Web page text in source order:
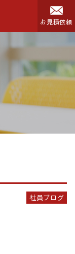
お見積依頼
社員ブログ